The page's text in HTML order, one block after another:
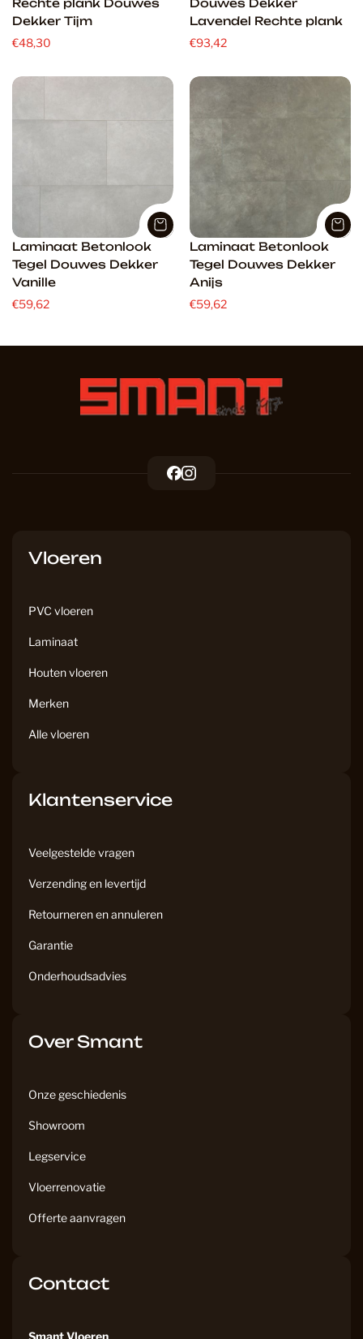
Rechte plank Douwes
Dekker Tijm
€48,30
Douwes Dekker
Lavendel Rechte plank
€93,42
Laminaat Betonlook
Tegel Douwes Dekker
Vanille
€59,62
Laminaat Betonlook
Tegel Douwes Dekker
Anijs
€59,62
F I
Vloeren
PVC vloeren
Laminaat
Houten vloeren
Merken
Alle vloeren
Klantenservice
Veelgestelde vragen
Verzending en levertijd
Retourneren en annuleren
Garantie
Onderhoudsadvies
Over Smant
Onze geschiedenis
Showroom
Legservice
Vloerrenovatie
Offerte aanvragen
Contact